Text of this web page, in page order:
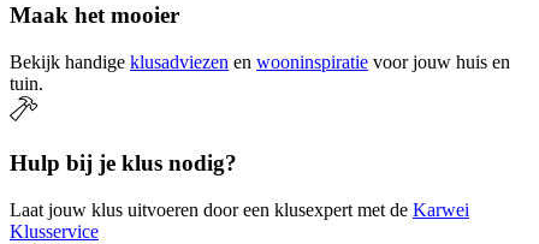
Maak het mooier
Bekijk handige klusadviezen en wooninspiratie voor jouw huis en
tuin.
Hulp bij je klus nodig?
Laat jouw klus uitvoeren door een klusexpert met de Karwei
Klusservice